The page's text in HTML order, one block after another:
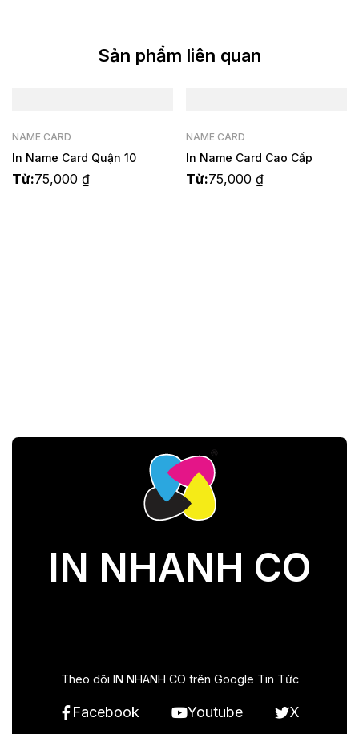
Sản phẩm liên quan
NAME CARD
In Name Card Quận 10
Từ:75,000 ₫
NAME CARD
In Name Card Cao Cấp
Từ:75,000 ₫
IN NHANH CO
Theo dõi IN NHANH CO trên Google Tin Tức
Facebook Youtube X